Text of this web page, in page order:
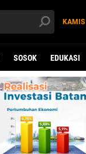
KAMIS
SOSOK EDUKASI